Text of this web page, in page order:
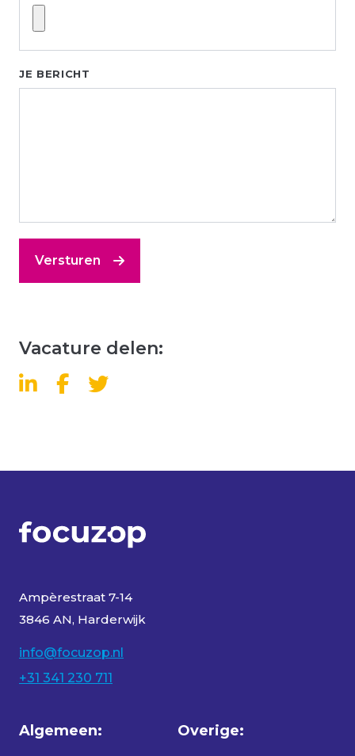
JE BERICHT
Versturen
Vacature delen:
Ampèrestraat 7-14
3846 AN, Harderwijk
info@focuzop.nl
+31 341 230 711
Algemeen: Overige: